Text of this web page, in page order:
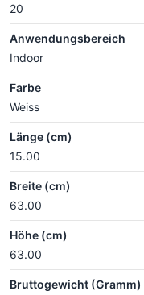
20
Anwendungsbereich
Indoor
Farbe
Weiss
Länge (cm)
15.00
Breite (cm)
63.00
Höhe (cm)
63.00
Bruttogewicht (Gramm)